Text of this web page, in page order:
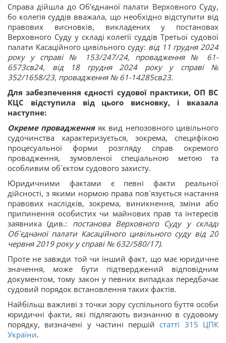
Справа дійшла до Об’єднаної палати Верховного Суду,
бо колегія суддів вважала, що необхідно відступити від
правових висновків, викладених у постановах
Верховного Суду у складі колегії суддів Третьої судової
палати Касаційного цивільного суду: від 11 грудня 2024
року у справі № 153/247/24, провадження № 61-
6573св24, від 18 грудня 2024 року у справі №
352/1658/23, провадження № 61-14285св23.
Для забезпечення єдності судової практики, ОП ВС
КЦС відступила від цього висновку, і вказала
наступне:
Окреме провадженняяк вид непозовного цивільного
судочинства характеризується, зокрема, специфікою
процесуальної форми розгляду справ окремого
провадження, зумовленої спеціальною метою та
особливим об`єктом судового захисту.
Юридичними фактами є певні факти реальної
дійсності, з якими нормою права пов`язується настання
правових наслідків, зокрема, виникнення, зміни або
припинення особистих чи майнових прав та інтересів
заявника (див.: постанова Верховного Суду у складі
Об`єднаної палати Касаційного цивільного суду від 20
червня 2019 року у справі № 632/580/17).
Проте не завжди той чи інший факт, що має юридичне
значення, може бути підтверджений відповідним
документом, тому закон у певних випадках передбачає
судовий порядок встановлення таких фактів.
Найбільш важливі з точки зору суспільного буття особи
юридичні факти, які підлягають визнанню в судовому
порядку, визначені у частині першійстатті 315 ЦПК
України.